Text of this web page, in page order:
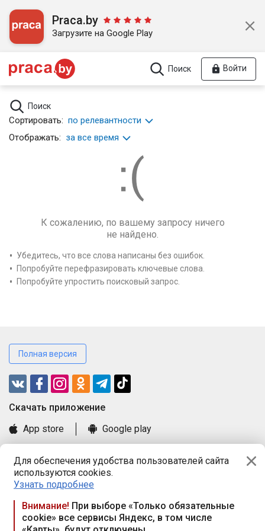
Для обеспечения удобства пользователей сайта
используются cookies.
Узнать подробнее
Внимание! При выборе «Только обязательные
cookie» все сервисы Яндекс, в том числе
Praca.by
Загрузите на Google Play
Поиск Войти
Поиск
Сортировать: по релевантности
Отображать: за все время
К сожалению, по вашему запросу ничего
не найдено.
Убедитесь, что все слова написаны без ошибок.
Попробуйте перефразировать ключевые слова.
Попробуйте упростить поисковый запрос.
Полная версия
Cкачать приложение
App store
Google play
Книга замечаний и предложений
Правила и документы
Praca.by © 2000—2026, ООО «ПРАЦА БАЙ»
Республика Беларусь, 220114, г. Минск, пр-т Независимости
117а, пом. № 9.